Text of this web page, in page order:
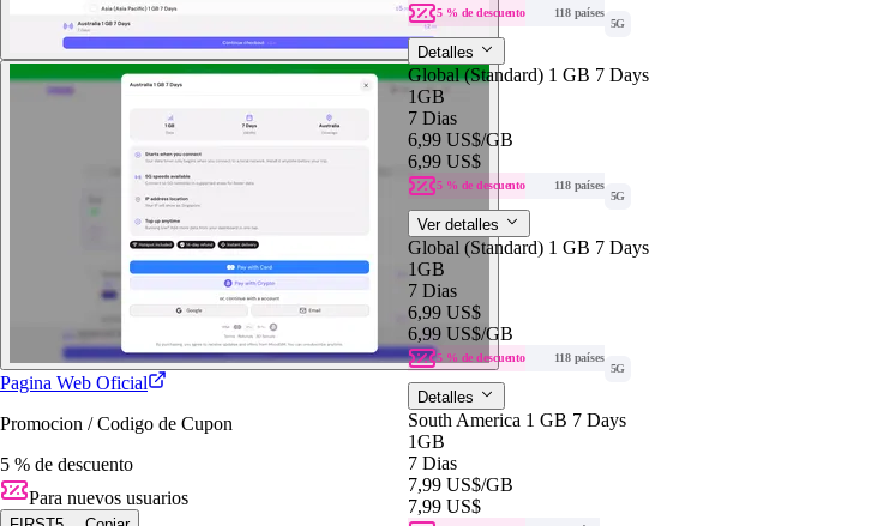
Pagina Web Oficial
Promocion / Codigo de Cupon
5 % de descuento
Para nuevos usuarios
5 % de descuento
118 países
5G
Detalles
Global (Standard) 1 GB 7 Days
1GB
7 Dias
6,99 US$/GB
6,99 US$
5 % de descuento
118 países
5G
Ver detalles
Global (Standard) 1 GB 7 Days
1GB
7 Dias
6,99 US$
6,99 US$/GB
5 % de descuento
118 países
5G
Detalles
South America 1 GB 7 Days
1GB
7 Dias
7,99 US$/GB
7,99 US$